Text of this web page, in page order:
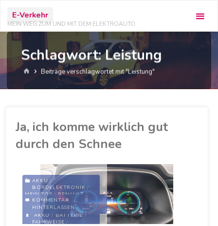
Inhalt
springen
E-Verkehr
MEIN WEG ZUM UND MIT DEM ELEKTROAUTO
Schlagwort:Leistung
StartBeiträge verschlagwortet mit "Leistung"
Ja, ich komme wirklich gut
durch den Schnee
AKKU /
BORDELEKTRONIK /
MEIN ZOE / RENAULT /
VERKEHRSMITTEL / ZOE
AKKU / BATTERIE/
FAHRWEISE /
KOMMENTAR
HINTERLASSEN